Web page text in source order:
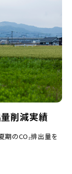
削減実績
期のCO₂排出量を